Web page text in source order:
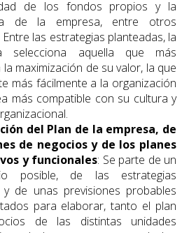
de los fondos propios y la
de la empresa, entre otros
las estrategias planteadas, la
selecciona aquella que más
maximización de su valor, la que
más fácilmente a la organización
más compatible con su cultura y
del Plan de la empresa, de
de negocios y de los planes
y funcionales: Se parte de un
posible, de las estrategias
y de unas previsiones probables
para elaborar, tanto el plan
de las distintas unidades